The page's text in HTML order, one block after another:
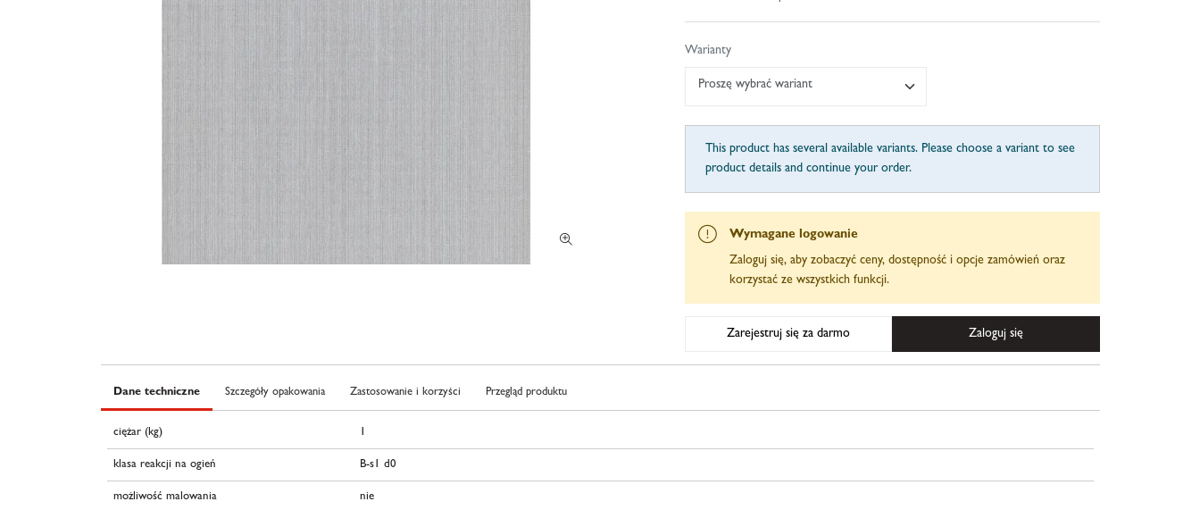
Warianty
Proszę wybrać wariant
This product has several available variants. Please choose a variant to see
product details and continue your order.
Wymagane logowanie
Zaloguj się, aby zobaczyć ceny, dostępność i opcje zamówień oraz
korzystać ze wszystkich funkcji.
Zarejestruj się za darmo Zaloguj się
Dane techniczne Szczegóły opakowania Zastosowanie i korzyści Przegląd produktu
ciężar (kg) 1
klasa reakcji na ogień B-s1 d0
możliwość malowania nie